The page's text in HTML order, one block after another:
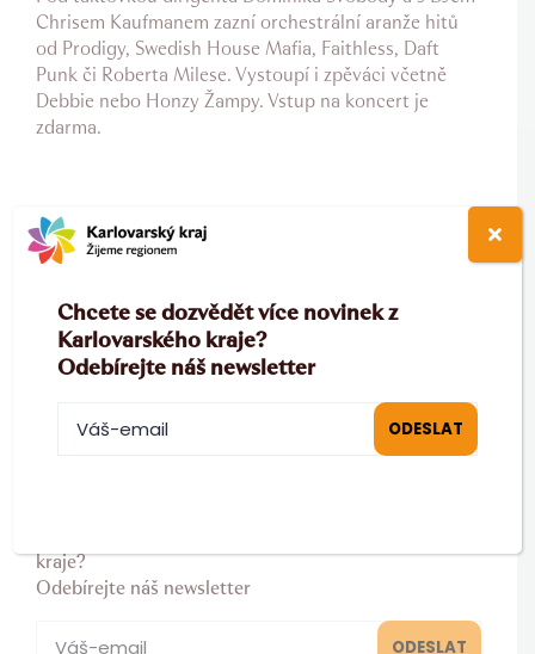
Chrisem Kaufmanem zazní orchestrální aranže hitů
od Prodigy, Swedish House Mafia, Faithless, Daft
Punk či Roberta Milese. Vystoupí i zpěváci včetně
Debbie nebo Honzy Žampy. Vstup na koncert je
zdarma.
Více informací o programu i registracích najdete na
www.citytriathlon.cz
11. 9. 2025 | Categories:Aktuality
Email
kraje?
Odebírejte náš newsletter
Chcete se dozvědět více novinek z
Karlovarského kraje?
Odebírejte náš newsletter